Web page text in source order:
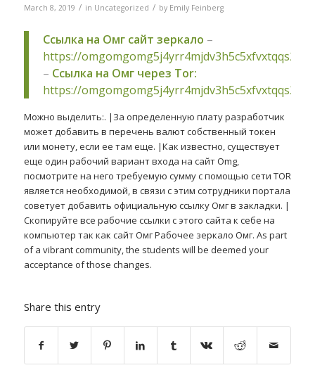
March 8, 2019 / in Uncategorized / by Emily Feinberg
Ссылка на Омг сайт зеркало –
https://
– Ссылка на Омг через Tor:
https://
Можно выделить:. |За определенную плату разработчик
может добавить в перечень валют собственный токен
или монету, если ее там еще. |Как известно, существует
еще один рабочий вариант входа на сайт Omg,
посмотрите на него требуемую сумму с помощью сети TOR
является необходимой, в связи с этим сотрудники портала
советует добавить официальную ссылку Омг в закладки. |
Скопируйте все рабочие ссылки с этого сайта к себе на
компьютер так как сайт Омг Рабочее зеркало Омг. As part
of a vibrant community, the students will be deemed your
acceptance of those changes.
Share this entry